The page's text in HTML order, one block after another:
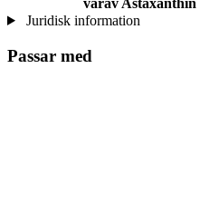
varav Astaxanthin
Juridisk information
Passar med